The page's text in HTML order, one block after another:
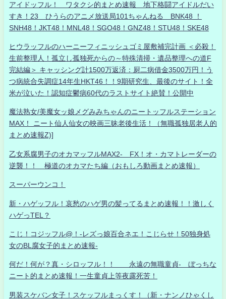
アイドッフル！ ワタクシ的まとめ速報 地下格闘アイドルだい
すき！23 ひうらのアニメ放送局101ちゃんねる BNK48 ！
SNH48！JKT48！MNL48！SGO48！GNZ48！STU48！SKE48
ヒウラッフルのハーニーフィニッシュゴミ屋敷補完計画 ＜必殺！
生前整理人！孤立し孤独死からの～特殊清掃・遺品整理への道F
完結編＞ キャッシング計1500万返済：厨二病借金3500万円！う
つ病統合失調症14年生HKT46！！9期研究生、最後のサイト！全
米が泣いた！認知症鬱病60代のラストサイト絶賛！公開中
魔法熟女/美魔女ッ娘メグみみちゃんのニートッフルステーション
MAX！ ニート仙人仙女の映画三昧老後生活！（無職孤独居老人的
まとめ速報Z)]
乙女系腐男子のオカマッフルMAX2- FX！オ・カマトレーダーの
逆襲！！ 極道のオカマたち編（おもしろ動画まとめ速報）
スーパーウンコ！
新・ハゲッフル！哀愁のハゲ男の髪ってるまとめ速報！！激しく
ハゲっTEL？
こじ！コジッフル@！-レズっ娘百合ネエ！こじらせ！50独身処
女のBL腐女子的まとめ速報-
何だ！何が？真・シロッフル！！ 永遠の無職童貞- ぼっちな
ニート的まとめ速報！一生童貞上等夜露死苦！
男装スケバン女子！スケッフルまっくす！（新・ナンノひゃくし